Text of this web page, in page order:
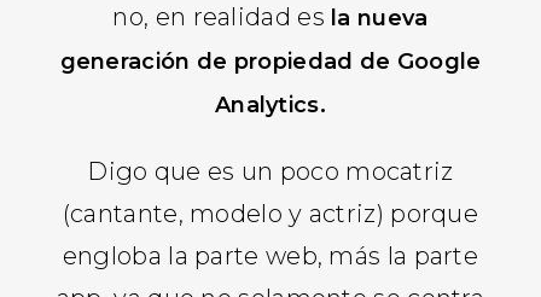
no, en realidad es la nueva
generación de propiedad de Google
Analytics.
Digo que es un poco mocatriz
(cantante, modelo y actriz) porque
engloba la parte web, más la parte